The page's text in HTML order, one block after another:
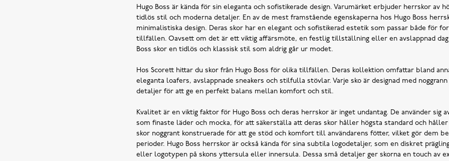
Hugo Boss är kända för sin eleganta och sofistikerade design. Varumärket erbjuder herrskor av
tidlös stil och moderna detaljer. En av de mest framstående egenskaperna hos Hugo Boss
minimalistiska design. Deras skor har en elegant och sofistikerad estetik som passar både för
tillfällen. Oavsett om det är ett viktig affärsmöte, en festlig tillställning eller en avslappnad dag
Boss skor en tidlös och klassisk stil som aldrig går ur modet.
Hos Scorett hittar du skor från Hugo Boss för olika tillfällen. Deras kollektion omfattar bland
eleganta loafers, avslappnade sneakers och stilfulla stövlar. Varje sko är designad med
detaljer för att ge en perfekt balans mellan komfort och stil.
Kvalitet är en viktig faktor för Hugo Boss och deras herrskor är inget undantag. De använder sig
som finaste läder och mocka, för att säkerställa att deras skor håller högsta standard och
skor noggrant konstruerade för att ge stöd och komfort till användarens fötter, vilket gör dem
perioder. Hugo Boss herrskor är också kända för sina subtila logodetaljer, som en diskret
eller logotypen på skons yttersula eller innersula. Dessa små detaljer ger skorna en touch av